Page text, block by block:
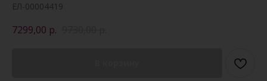
ЕЛ-00004419
7299,00 р.